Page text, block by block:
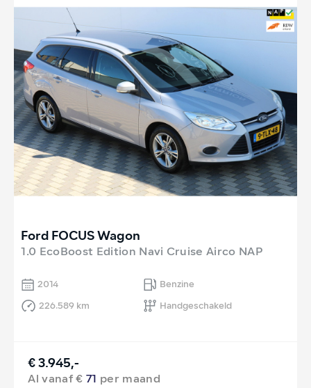
Ford FOCUS Wagon
1.0 EcoBoost Edition Navi Cruise Airco NAP
2014
Benzine
226.589 km
Handgeschakeld
€ 3.945,-
Al vanaf €71 per maand